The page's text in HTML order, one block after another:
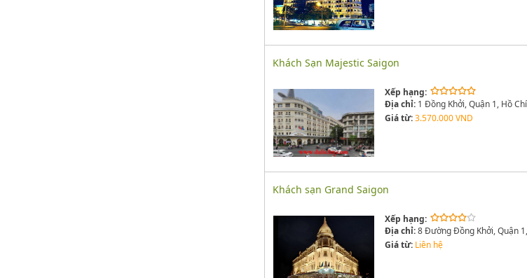
Khách Sạn Majestic Saigon
Xếp hạng:
Địa chỉ:1 Đồng Khởi, Quận 1, Hồ
Giá từ:3.570.000 VND
Khách sạn Grand Saigon
Xếp hạng:
Địa chỉ:8 Đường Đồng Khởi, Quận
Giá từ: Liên hệ